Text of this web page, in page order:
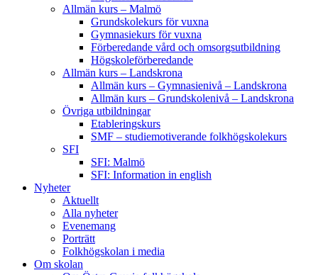
Allmän kurs – Malmö
Grundskolekurs för vuxna
Gymnasiekurs för vuxna
Förberedande vård och omsorgsutbildning
Högskoleförberedande
Allmän kurs – Landskrona
Allmän kurs – Gymnasienivå – Landskrona
Allmän kurs – Grundskolenivå – Landskrona
Övriga utbildningar
Etableringskurs
SMF – studiemotiverande folkhögskolekurs
SFI
SFI: Malmö
SFI: Information in english
Nyheter
Aktuellt
Alla nyheter
Evenemang
Porträtt
Folkhögskolan i media
Om skolan